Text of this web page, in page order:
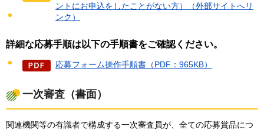
ントにお申込をしたことがない方）（外部サイトへリ
ンク）
詳細な応募手順は以下の手順書をご確認ください。
応募フォーム操作手順書（PDF：965KB）
一次審査（書面）
関連機関等の有識者で構成する一次審査員が、全ての応募賞品につ